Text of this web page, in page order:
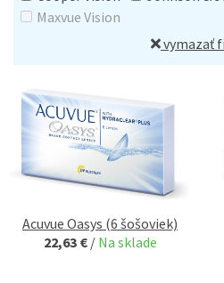
Maxvue Vision
vymazať
Acuvue Oasys (6 šošoviek)
22,63 € / Na sklade